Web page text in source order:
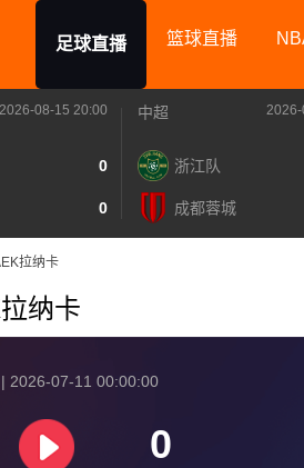
足球直播 篮球直播
2026-08-15 20:00
0
0
中超
浙江队
成都蓉城
拉纳卡
纳卡
2026-07-11 00:00:00
0